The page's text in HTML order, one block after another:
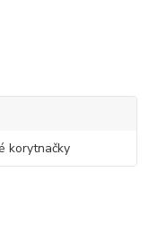
korytnačky